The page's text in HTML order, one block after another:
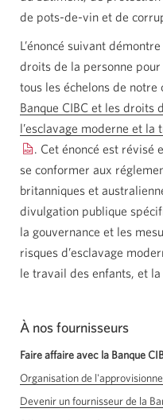
de pots-de-vin et de
L’énoncé suivant
droits de la personne pour
tous les échelons de notre
Banque CIBC et les droits
l’esclavage moderne et la
. Cet énoncé est révisé
se conformer aux
britanniques et
divulgation publique
la gouvernance et les
risques d’esclavage
le travail des enfants, et
À nos fournisseurs
Faire affaire avec la Banque
Organisation de
Devenir un fournisseur de la